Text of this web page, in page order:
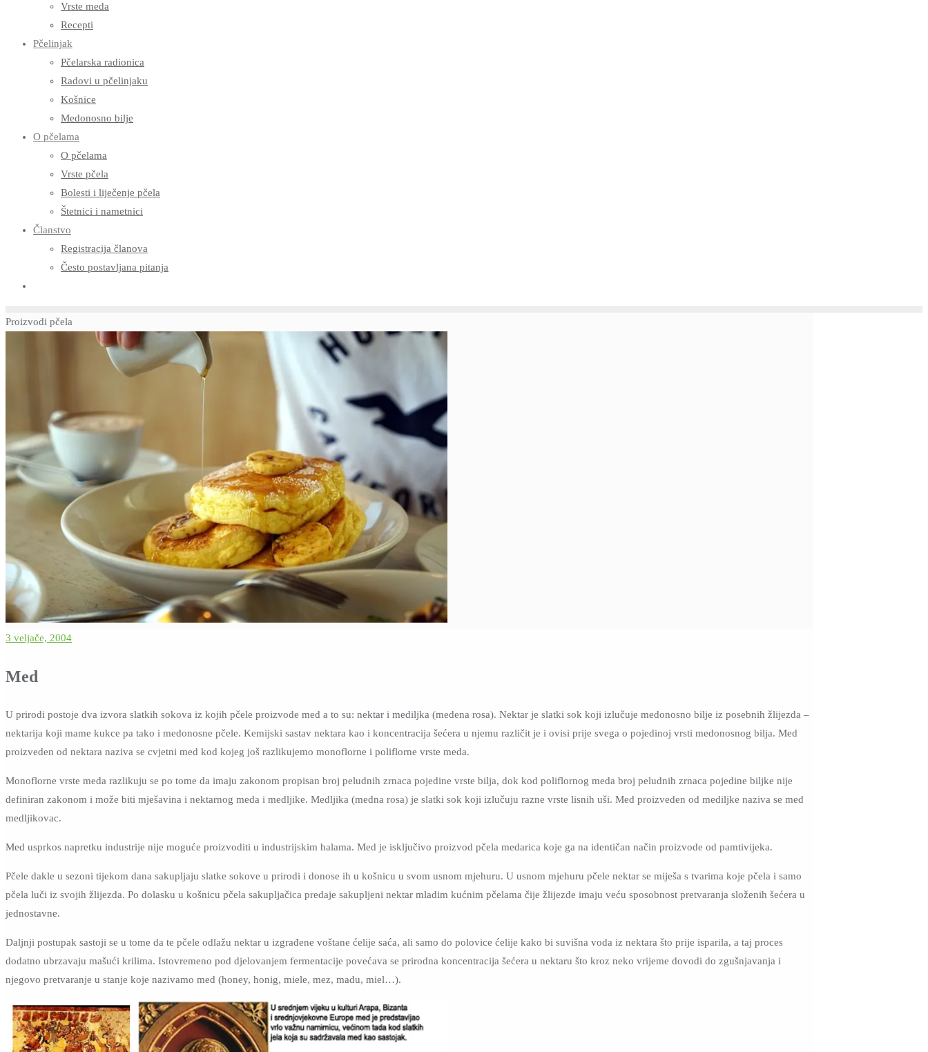
Vrste meda
Recepti
Pčelinjak
Pčelarska radionica
Radovi u pčelinjaku
Košnice
Medonosno bilje
O pčelama
O pčelama
Vrste pčela
Bolesti i liječenje pčela
Štetnici i nametnici
Članstvo
Registracija članova
Često postavljana pitanja
Proizvodi pčela
3 veljače, 2004
Med
U prirodi postoje dva izvora slatkih sokova iz kojih pčele proizvode med a to su: nektar i mediljka (medena rosa). Nektar je slatki sok koji izlučuje medonosno bilje iz posebnih žlijezda –
nektarija koji mame kukce pa tako i medonosne pčele. Kemijski sastav nektara kao i koncentracija šećera u njemu različit je i ovisi prije svega o pojedinoj vrsti medonosnog bilja. Med
proizveden od nektara naziva se cvjetni med kod kojeg još razlikujemo monoflorne i poliflorne vrste meda.
Monoflorne vrste meda razlikuju se po tome da imaju zakonom propisan broj peludnih zrnaca pojedine vrste bilja, dok kod poliflornog meda broj peludnih zrnaca pojedine biljke nije
definiran zakonom i može biti mješavina i nektarnog meda i medljike. Medljika (medna rosa) je slatki sok koji izlučuju razne vrste lisnih uši. Med proizveden od mediljke naziva se med
medljikovac.
Med usprkos napretku industrije nije moguće proizvoditi u industrijskim halama. Med je isključivo proizvod pčela medarica koje ga na identičan način proizvode od pamtivijeka.
Pčele dakle u sezoni tijekom dana sakupljaju slatke sokove u prirodi i donose ih u košnicu u svom usnom mjehuru. U usnom mjehuru pčele nektar se miješa s tvarima koje pčela i samo
pčela luči iz svojih žlijezda. Po dolasku u košnicu pčela sakupljačica predaje sakupljeni nektar mladim kućnim pčelama čije žlijezde imaju veću sposobnost pretvaranja složenih šećera u
jednostavne.
Daljnji postupak sastoji se u tome da te pčele odlažu nektar u izgrađene voštane ćelije saća, ali samo do polovice ćelije kako bi suvišna voda iz nektara što prije isparila, a taj proces
dodatno ubrzavaju mašući krilima. Istovremeno pod djelovanjem fermentacije povećava se prirodna koncentracija šećera u nektaru što kroz neko vrijeme dovodi do zgušnjavanja i
njegovo pretvaranje u stanje koje nazivamo med (honey, honig, miele, mez, madu, miel…).